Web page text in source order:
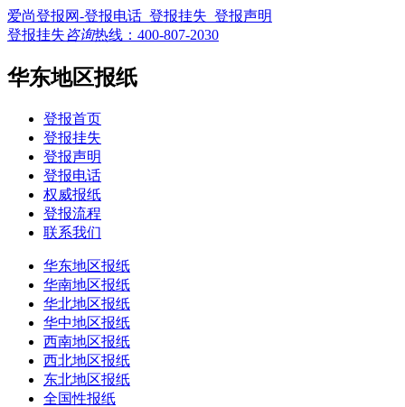
爱尚登报网-登报电话_登报挂失_登报声明
登报挂失咨询热线： 400-807-2030
华东地区报纸
登报首页
登报挂失
登报声明
登报电话
权威报纸
登报流程
联系我们
华东地区报纸
华南地区报纸
华北地区报纸
华中地区报纸
西南地区报纸
西北地区报纸
东北地区报纸
全国性报纸